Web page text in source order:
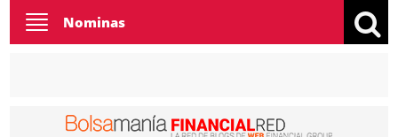
Toggle
navigation
Nominas